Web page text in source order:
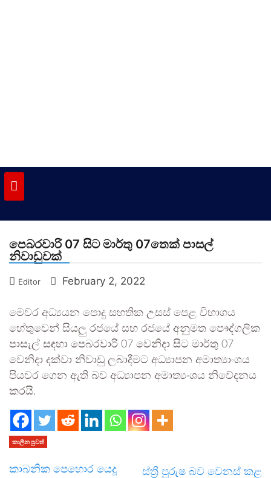
පෙබරවාරි 07 සිට මාර්තු 07තෙක් පාසල්
නිවාඩුවක්
Editor February 2, 2022
මෙවර අධ්‍යයන පොදු සහතික උසස් පෙළ විභාගය
හේතුවෙන් සියලු රජයේ සහ රජයේ අනුමත පෞද්ගලික
පාසැල් සඳහා පෙබරවාරි 07 වෙනිදා සිට මාර්තු 07
වෙනිදා දක්වා නිවාඩු ලබාදීමට අධ්‍යාපන අමාත්‍යාංශය
පියවර ගෙන ඇති බව අධ්‍යාපන අමාත්‍යංශය නිවේදනය
කරයි.
කාලීන පුවත්
කාබනික පෙහොර යෙදූ
ස්ත්‍රී පුරුෂ බව වෙනස් කළ